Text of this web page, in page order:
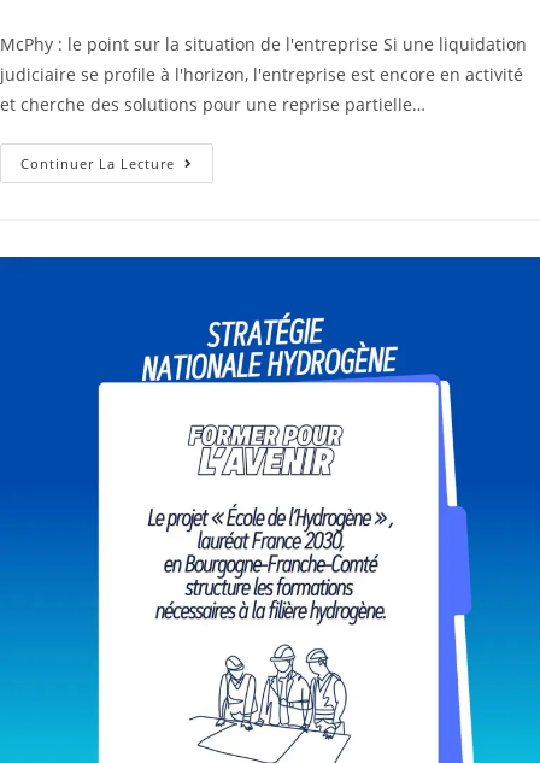
McPhy : le point sur la situation de l'entreprise Si une liquidation
judiciaire se profile à l'horizon, l'entreprise est encore en activité
et cherche des solutions pour une reprise partielle…
Continuer La Lecture